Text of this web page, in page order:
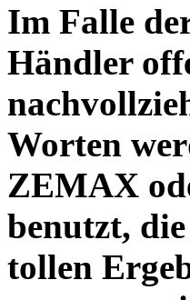
Im Falle
Händler
Worten
ZEMAX
benutzt,
tollen